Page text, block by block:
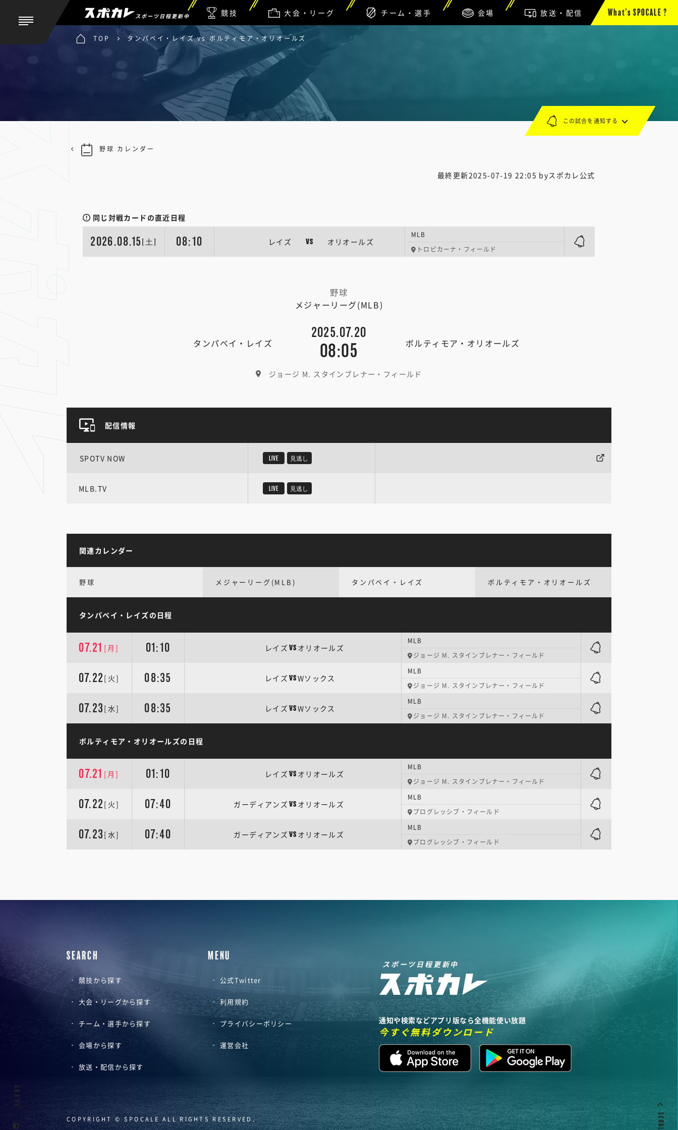
スポーツ日程更新中 競技 大会・リーグ チーム・選手 会場 放送・配信 What’s SPOCALE ?
TOP タンパベイ・レイズ vs ボルティモア・オリオールズ
最終更新2025-07-19 22:05 byスポカレ公式
同じ対戦カードの直近日程
2026.08.15 [土] 08:10 レイズ VS オリオールズ
MLB
トロピカーナ・フィールド
野球
メジャーリーグ(MLB)
タンパベイ・レイズ
2025.07.20
08:05 ボルティモア・オリオールズ
ジョージ M. スタインブレナー・フィールド
この試合を通知する
野球 カレンダー
配信情報
SPOTV NOW LIVE 見逃し
MLB.TV LIVE 見逃し
関連カレンダー
野球 メジャーリーグ(MLB) タンパベイ・レイズ ボルティモア・オリオールズ
タンパベイ・レイズの日程
07.21 [月] 01:10 レイズ VS オリオールズ
MLB
ジョージ M. スタインブレナー・フィールド
07.22 [火] 08:35 レイズ VSWソックス
MLB
ジョージ M. スタインブレナー・フィールド
07.23 [水] 08:35 レイズ VSWソックス
MLB
ジョージ M. スタインブレナー・フィールド
ボルティモア・オリオールズの日程
07.21 [月] 01:10 レイズ VS オリオールズ
MLB
ジョージ M. スタインブレナー・フィールド
07.22 [火] 07:40 ガーディアンズ VS オリオールズ
MLB
プログレッシブ・フィールド
07.23 [水] 07:40 ガーディアンズ VS オリオールズ
MLB
プログレッシブ・フィールド
SEARCH
競技から探す
大会・リーグから探す
チーム・選手から探す
会場から探す
放送・配信から探す
MENU
公式Twitter
利用規約
プライバシーポリシー
運営会社
スポーツ日程更新中
通知や検索などアプリ版なら全機能使い放題
今すぐ無料ダウンロード
COPYRIGHT © SPOCALE ALL RIGHTS RESERVED.
SHARE